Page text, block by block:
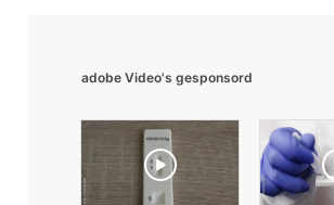
adobe Video's gesponsord